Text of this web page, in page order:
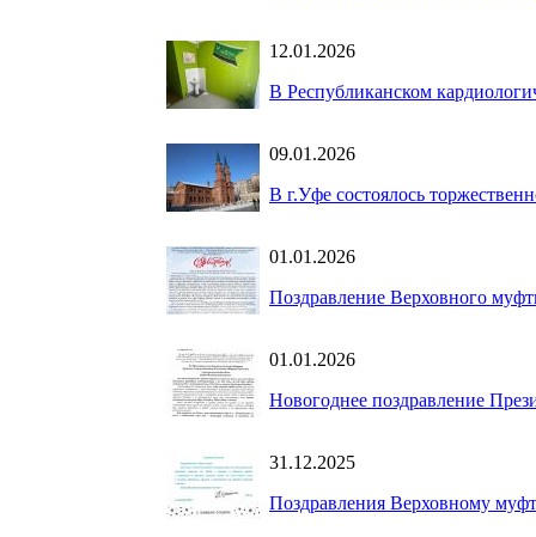
12.01.2026
В Республиканском
09.01.2026
В г.Уфе состоялось
01.01.2026
Поздравление Верховного
01.01.2026
Новогоднее поздравление
31.12.2025
Поздравления Верховному